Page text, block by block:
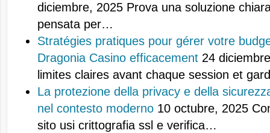
diciembre, 2025 Prova una soluzione
pensata per…
Stratégies pratiques pour gérer votre
Dragonia Casino efficacement 24
limites claires avant chaque session et
La protezione della privacy e della
nel contesto moderno 10 octubre, 2025
sito usi crittografia ssl e verifica…